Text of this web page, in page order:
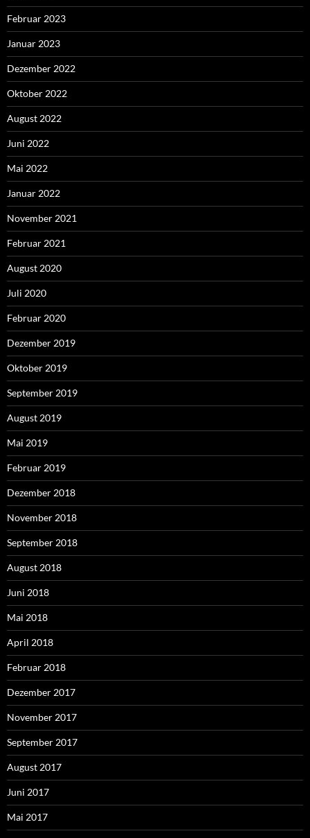
Februar 2023
Januar 2023
Dezember 2022
Oktober 2022
August 2022
Juni 2022
Mai 2022
Januar 2022
November 2021
Februar 2021
August 2020
Juli 2020
Februar 2020
Dezember 2019
Oktober 2019
September 2019
August 2019
Mai 2019
Februar 2019
Dezember 2018
November 2018
September 2018
August 2018
Juni 2018
Mai 2018
April 2018
Februar 2018
Dezember 2017
November 2017
September 2017
August 2017
Juni 2017
Mai 2017